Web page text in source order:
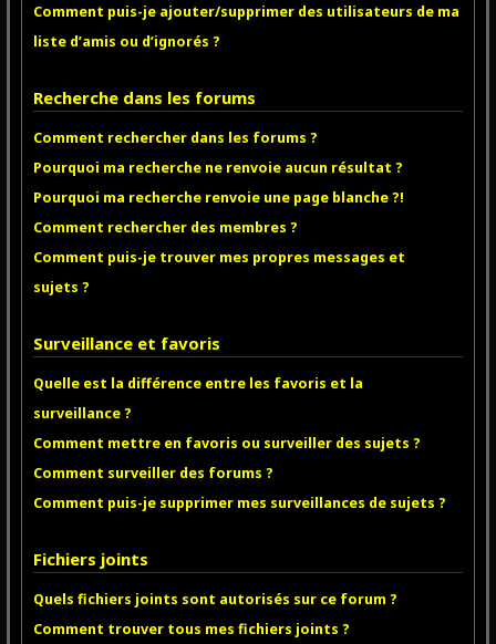
Comment puis-je ajouter/supprimer des utilisateurs de ma
liste d’amis ou d’ignorés ?
Recherche dans les forums
Comment rechercher dans les forums ?
Pourquoi ma recherche ne renvoie aucun résultat ?
Pourquoi ma recherche renvoie une page blanche ?!
Comment rechercher des membres ?
Comment puis-je trouver mes propres messages et
sujets ?
Surveillance et favoris
Quelle est la différence entre les favoris et la
surveillance ?
Comment mettre en favoris ou surveiller des sujets ?
Comment surveiller des forums ?
Comment puis-je supprimer mes surveillances de sujets ?
Fichiers joints
Quels fichiers joints sont autorisés sur ce forum ?
Comment trouver tous mes fichiers joints ?